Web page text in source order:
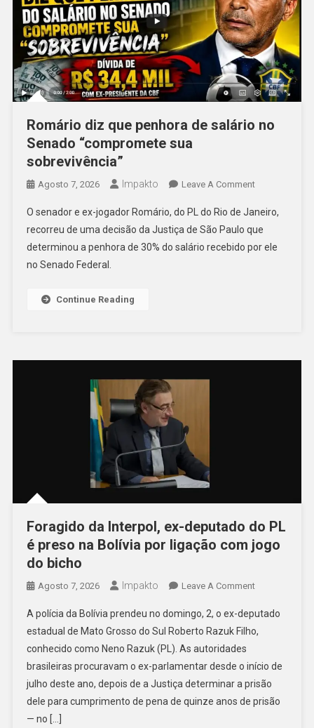
Romário diz que penhora de salário no
Senado “compromete sua
sobrevivência”
Agosto 7, 2026 Impakto Leave A CommentOn
Diz
Que
Penhora
Sobrevivência”
O senador e ex-jogador Romário, do PL do Rio de Janeiro,
recorreu de uma decisão da Justiça de São Paulo que
determinou a penhora de 30% do salário recebido por ele
no Senado Federal.
Continue Reading
Foragido da Interpol, ex-deputado do PL
é preso na Bolívia por ligação com jogo
do bicho
Agosto 7, 2026 Impakto Leave A CommentOn
Da
Interpol,
Deputado
Do
PL
A polícia da Bolívia prendeu no domingo, 2, o ex-deputado
estadual de Mato Grosso do Sul Roberto Razuk Filho,
conhecido como Neno Razuk (PL). As autoridades
brasileiras procuravam o ex-parlamentar desde o início de
julho deste ano, depois de a Justiça determinar a prisão
dele para cumprimento de pena de quinze anos de prisão
— no […]